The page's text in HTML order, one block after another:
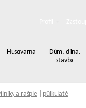
Husqvarna
Dům, dílna,
stavba
a rašple půlkulaté